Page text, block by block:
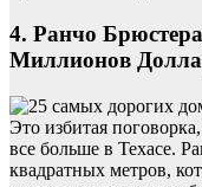
4. Ранчо
Миллионов
Это избитая
все больше в Техасе.
квадратных метров,